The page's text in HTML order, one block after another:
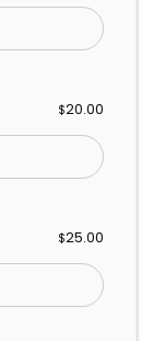
$20.00
$25.00